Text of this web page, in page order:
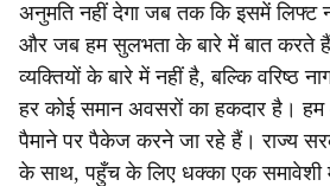
अनुमति नहीं देगा जब तक कि इसमें लिफ्ट
और जब हम सुलभता के बारे में बात करते
व्यक्तियों के बारे में नहीं है, बल्कि वरिष्ठ
हर कोई समान अवसरों का हकदार है।
पैमाने पर पैकेज करने जा रहे हैं। राज्य
के साथ, पहुँच के लिए धक्का एक